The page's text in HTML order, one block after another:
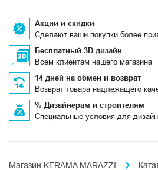
Акции и скидки
Сделают ваши покупки более
Бесплатный 3D дизайн
Всем клиентам нашего магазина
14 дней на обмен и возврат
Возврат товара надлежащего
% Дизайнерам и строителям
Специальные условия для
Магазин KERAMA MARAZZI